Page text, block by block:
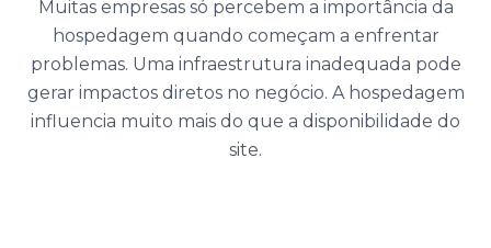
Muitas empresas só percebem a importância da
hospedagem quando começam a enfrentar
problemas. Uma infraestrutura inadequada pode
gerar impactos diretos no negócio. A hospedagem
influencia muito mais do que a disponibilidade do
site.